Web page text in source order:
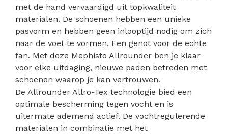
met de hand vervaardigd uit topkwaliteit
materialen. De schoenen hebben een unieke
pasvorm en hebben geen inlooptijd nodig om zich
naar de voet te vormen. Een genot voor de echte
fan. Met deze Mephisto Allrounder ben je klaar
voor elke uitdaging, nieuwe paden betreden met
schoenen waarop je kan vertrouwen.
De Allrounder Allro-Tex technologie bied een
optimale bescherming tegen vocht en is
uitermate ademend actief. De vochtregulerende
materialen in combinatie met het